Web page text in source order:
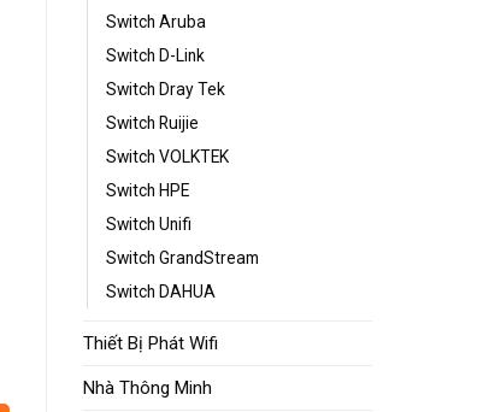
Switch Aruba
Switch D-Link
Switch Dray Tek
Switch Ruijie
Switch VOLKTEK
Switch HPE
Switch Unifi
Switch GrandStream
Switch DAHUA
Thiết Bị Phát Wifi
Nhà Thông Minh